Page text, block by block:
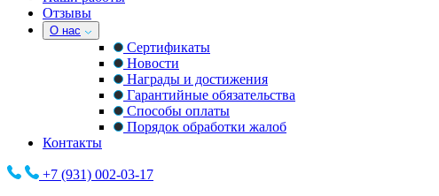
Отзывы
О нас
Сертификаты
Новости
Награды и достижения
Гарантийные обязательства
Способы оплаты
Порядок обработки жалоб
Контакты
+7 (931) 002-03-17